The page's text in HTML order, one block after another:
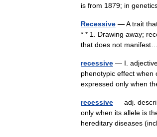
is from 1879; in
Recessive — A trait
* * 1. Drawing away;
that does not
recessive — I.
phenotypic effect when
expressed only when
recessive — adj.
only when its allele is
hereditary diseases